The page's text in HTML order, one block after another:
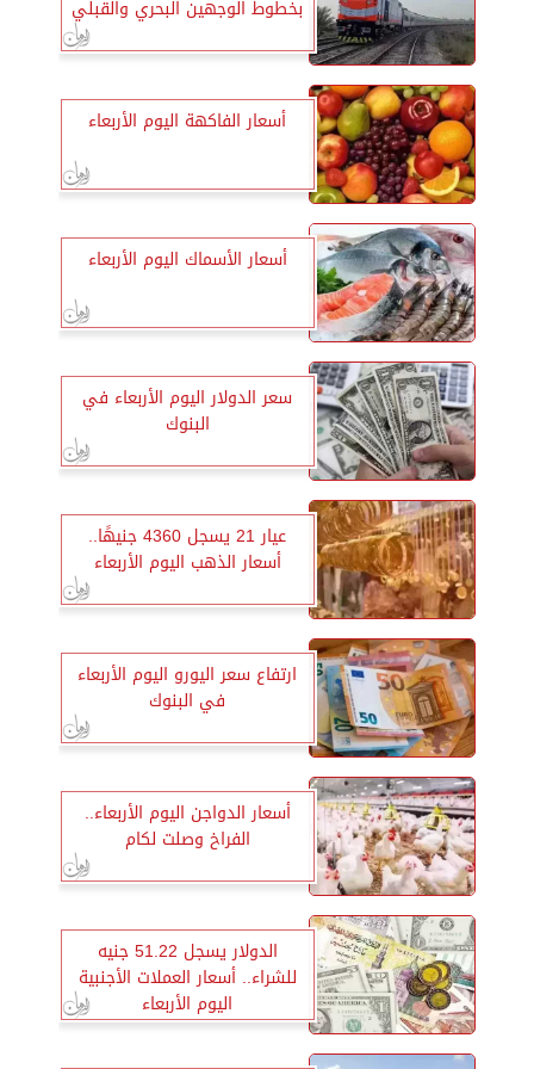
بخطوط الوجهين البحري والقبلي
أسعار الفاكهة اليوم الأربعاء
أسعار الأسماك اليوم الأربعاء
سعر الدولار اليوم الأربعاء في
البنوك
عيار 21 يسجل 4360 جنيهًا..
أسعار الذهب اليوم الأربعاء
ارتفاع سعر اليورو اليوم الأربعاء
في البنوك
أسعار الدواجن اليوم الأربعاء..
الفراخ وصلت لكام
الدولار يسجل 51.22 جنيه
للشراء.. أسعار العملات الأجنبية
اليوم الأربعاء